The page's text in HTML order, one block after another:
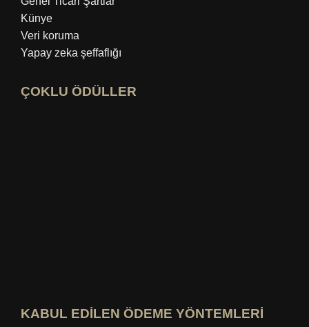
Künye
Veri koruma
Yapay zeka şeffaflığı
ÇOKLU ÖDÜLLER
KABUL EDİLEN ÖDEME YÖNTEMLERİ